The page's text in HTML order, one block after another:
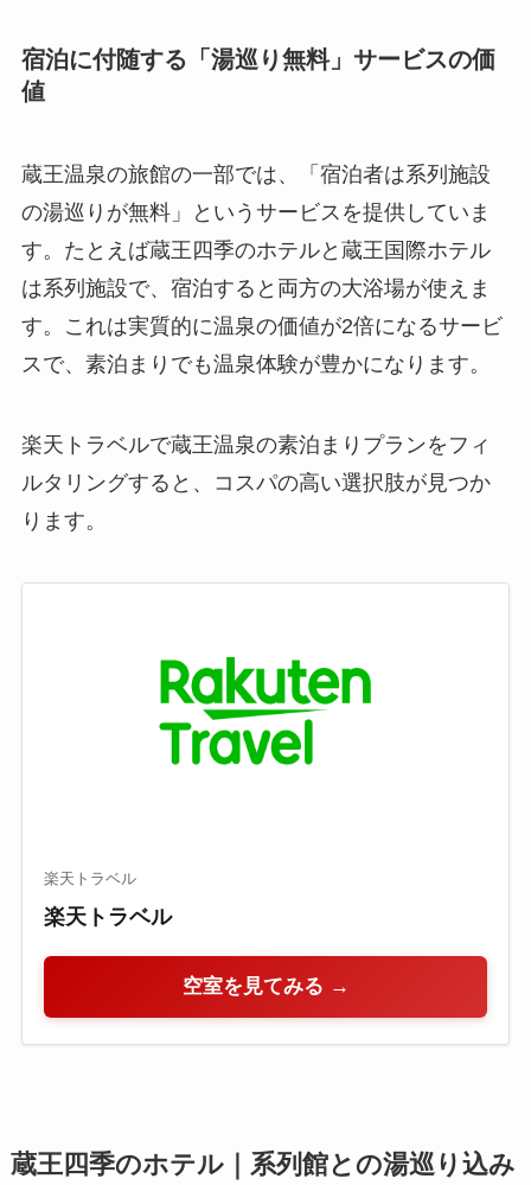
宿泊に付随する「湯巡り無料」サービスの価
値
蔵王温泉の旅館の一部では、「宿泊者は系列施設
の湯巡りが無料」というサービスを提供していま
す。たとえば蔵王四季のホテルと蔵王国際ホテル
は系列施設で、宿泊すると両方の大浴場が使えま
す。これは実質的に温泉の価値が2倍になるサービ
スで、素泊まりでも温泉体験が豊かになります。
楽天トラベルで蔵王温泉の素泊まりプランをフィ
ルタリングすると、コスパの高い選択肢が見つか
ります。
楽天トラベル
楽天トラベル
空室を見てみる →
蔵王四季のホテル｜系列館との湯巡り込み